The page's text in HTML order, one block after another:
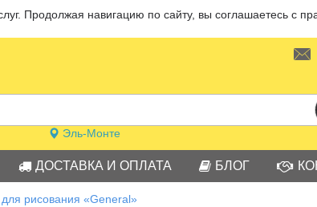
Продолжая навигацию по сайту, вы соглашаетесь с
Эль-Монте
ДОСТАВКА И ОПЛАТА БЛОГ
для рисования «General»